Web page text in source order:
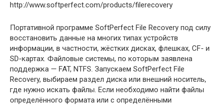
http://www.softperfect.com/products/filerecovery
Портативной программе SoftPerfect File Recovery под силу
восстановить данные на многих типах устройств
информации, в частности, жёстких дисках, флешках, CF- и
SD-картах. Файловые системы, по которым заявлена
поддержка — FAT, NTFS. Запускаем SoftPerfect File
Recovery, выбираем раздел диска или внешний носитель,
где нужно искать файлы. Если необходимо найти файлы
определённого формата или с определёнными